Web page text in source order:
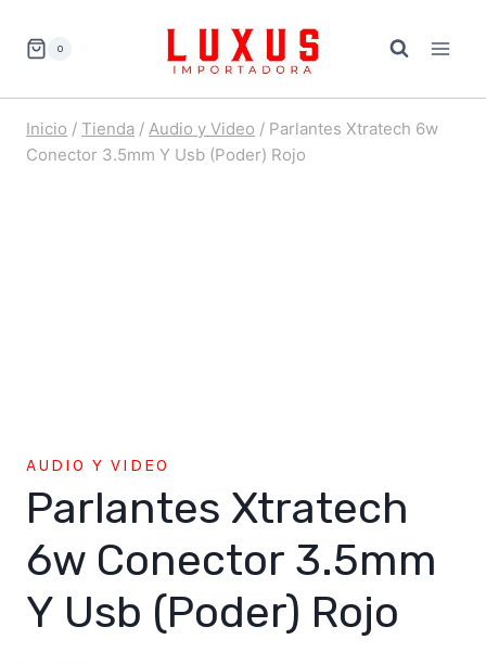
0
Inicio / Tienda / Audio y Video / Parlantes Xtratech 6w
Conector 3.5mm Y Usb (Poder) Rojo
AUDIO Y VIDEO
Parlantes Xtratech
6w Conector 3.5mm
Y Usb (Poder) Rojo